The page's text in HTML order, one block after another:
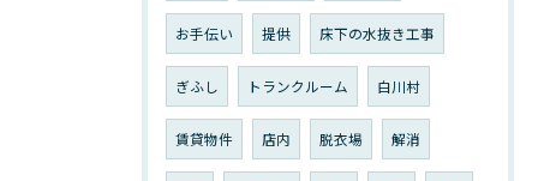
お手伝い 提供 床下の水抜き工事
ぎふし トランクルーム 白川村
賃貸物件 店内 脱衣場 解消